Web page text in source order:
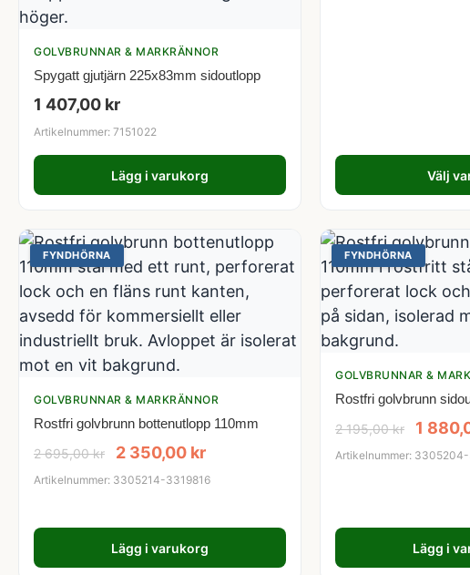
GOLVBRUNNAR & MARKRÄNNOR
Spygatt gjutjärn 225x83mm sidoutlopp
1 407,00 kr
Artikelnummer: 7151022
Lägg i varukorg Välj
FYNDHÖRNA
GOLVBRUNNAR & MARKRÄNNOR
Rostfri golvbrunn bottenutlopp 110mm
2 695,00kr 2 350,00 kr
Artikelnummer: 3305214-3319816
Lägg i varukorg
FYNDHÖRNA
GOLVBRUNNAR &
Rostfri golvbrunn
2 195,00kr 1
Artikelnummer:
Lägg i